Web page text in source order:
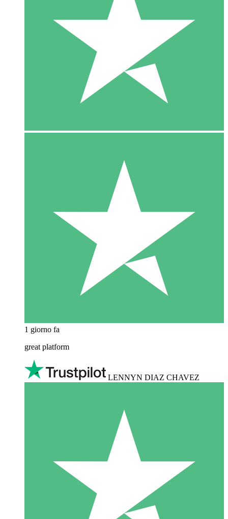
1 giorno fa
great platform
LENNYN DIAZ CHAVEZ